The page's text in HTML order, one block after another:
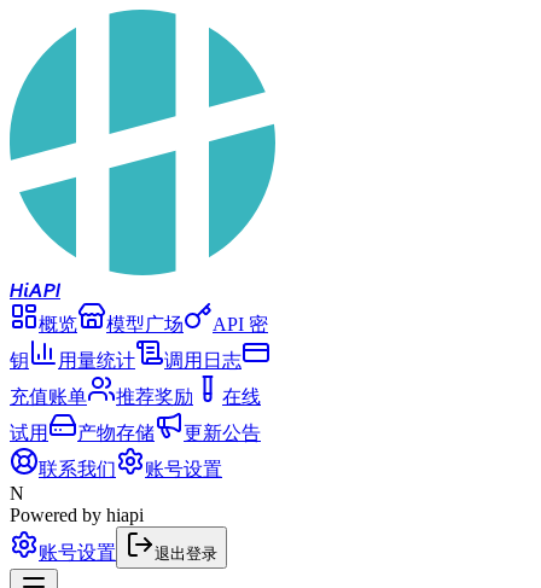
HiAPI
概览 模型广场
API 密
钥
用量统计
调用日志
充值账单
推荐奖励
在线
试用
产物存储
更新公告
联系我们
账号设置
N
Powered by hiapi
账号设置
退出登录